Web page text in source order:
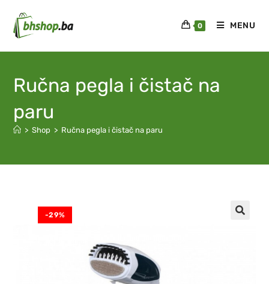
0 MENU
Ručna pegla i čistač na
paru
> Shop > Ručna pegla i čistač na paru
-29%